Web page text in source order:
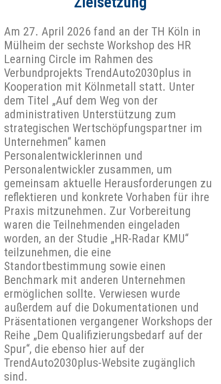
Am 27. April 2026 fand an der TH Köln in
Mülheim der sechste Workshop des HR
Learning Circle im Rahmen des
Verbundprojekts TrendAuto2030plus in
Kooperation mit Kölnmetall statt. Unter
dem Titel „Auf dem Weg von der
administrativen Unterstützung zum
strategischen Wertschöpfungspartner im
Unternehmen“ kamen
Personalentwicklerinnen und
Personalentwickler zusammen, um
gemeinsam aktuelle Herausforderungen zu
reflektieren und konkrete Vorhaben für ihre
Praxis mitzunehmen. Zur Vorbereitung
waren die Teilnehmenden eingeladen
worden, an der Studie „HR-Radar KMU“
teilzunehmen, die eine
Standortbestimmung sowie einen
Benchmark mit anderen Unternehmen
ermöglichen sollte. Verwiesen wurde
außerdem auf die Dokumentationen und
Präsentationen vergangener Workshops der
Reihe „Dem Qualifizierungsbedarf auf der
Spur“, die ebenso hier auf der
TrendAuto2030plus-Website zugänglich
sind.